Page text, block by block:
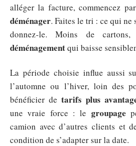
alléger la facture, commencez
déménager. Faites le tri : ce qui ne
donnez-le. Moins de
déménagementqui baisse
La période choisie influe aussi
l’automne ou l’hiver, loin des
bénéficier de tarifs plus
une vraie force : le groupage
camion avec d’autres clients et
condition de s’adapter sur la date.